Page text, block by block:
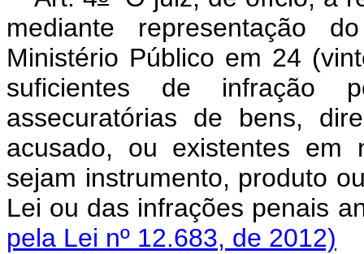
mediante representação
Ministério Público em 24
suficientes de infração
assecuratórias de bens,
acusado, ou existentes em
sejam instrumento, produto
Lei ou das infrações
pela Lei nº 12.683, de 2012)